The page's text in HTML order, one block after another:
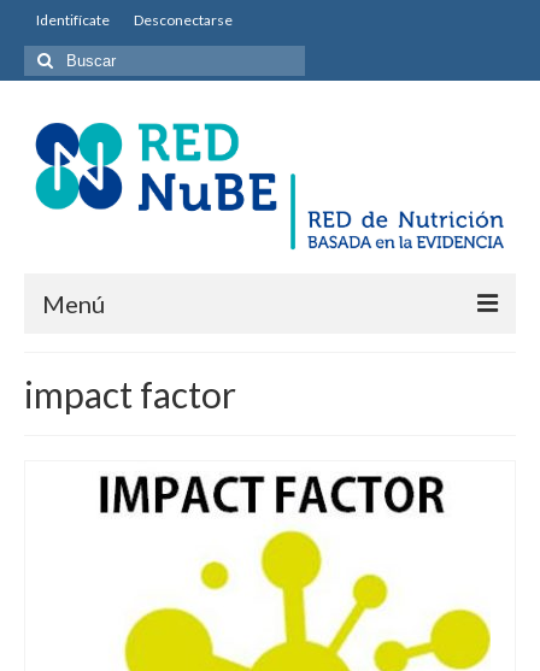
Identifícate Desconectarse
Buscar
por:
Menú
Entidades colaboradoras
Herramientas
Manuales
impact factor